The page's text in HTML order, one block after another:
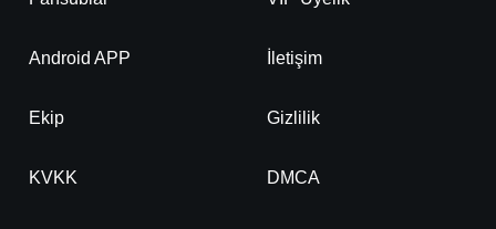
Android APP İletişim
Ekip Gizlilik
KVKK DMCA